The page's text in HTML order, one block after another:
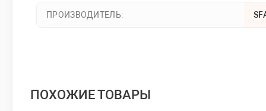
ПРОИЗВОДИТЕЛЬ:
ПОХОЖИЕ ТОВАРЫ